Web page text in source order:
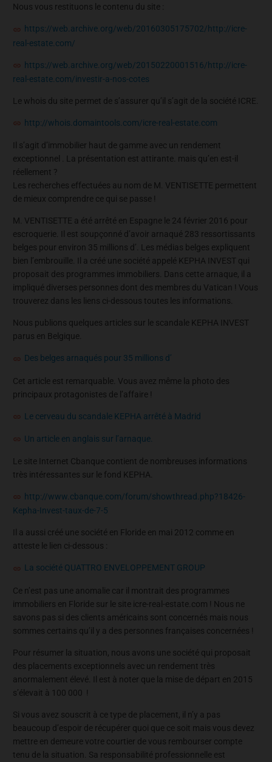
Nous vous restituons le contenu du site :
https://web.archive.org/web/20160305175702/http://icre-
real-estate.com/
https://web.archive.org/web/20150220001516/http://icre-
real-estate.com/investir-a-nos-cotes
Le whois du site permet de s’assurer qu’il s’agit de la société ICRE.
http://whois.domaintools.com/icre-real-estate.com
Il s’agit d’immobilier haut de gamme avec un rendement
exceptionnel . La présentation est attirante. mais qu’en est-il
réellement ?
Les recherches effectuées au nom de M. VENTISETTE permettent
de mieux comprendre ce qui se passe !
M. VENTISETTE a été arrêté en Espagne le 24 février 2016 pour
escroquerie. Il est soupçonné d’avoir arnaqué 283 ressortissants
belges pour environ 35 millions d’. Les médias belges expliquent
bien l’embrouille. Il a créé une société appelé KEPHA INVEST qui
proposait des programmes immobiliers. Dans cette arnaque, il a
impliqué diverses personnes dont des membres du Vatican ! Vous
trouverez dans les liens ci-dessous toutes les informations.
Nous publions quelques articles sur le scandale KEPHA INVEST
parus en Belgique.
Des belges arnaqués pour 35 millions d’
Cet article est remarquable. Vous avez même la photo des
principaux protagonistes de l’affaire !
Le cerveau du scandale KEPHA arrêté à Madrid
Un article en anglais sur l’arnaque.
Le site Internet Cbanque contient de nombreuses informations
très intéressantes sur le fond KEPHA.
http://www.cbanque.com/forum/showthread.php?18426-
Kepha-Invest-taux-de-7-5
Il a aussi créé une société en Floride en mai 2012 comme en
atteste le lien ci-dessous :
La société QUATTRO ENVELOPPEMENT GROUP
Ce n’est pas une anomalie car il montrait des programmes
immobiliers en Floride sur le site icre-real-estate.com ! Nous ne
savons pas si des clients américains sont concernés mais nous
sommes certains qu’il y a des personnes françaises concernées !
Pour résumer la situation, nous avons une société qui proposait
des placements exceptionnels avec un rendement très
anormalement élevé. Il est à noter que la mise de départ en 2015
s’élevait à 100 000  !
Si vous avez souscrit à ce type de placement, il n’y a pas
beaucoup d’espoir de récupérer quoi que ce soit mais vous devez
mettre en demeure votre courtier de vous rembourser compte
tenu de la situation. Sa responsabilité professionnelle est